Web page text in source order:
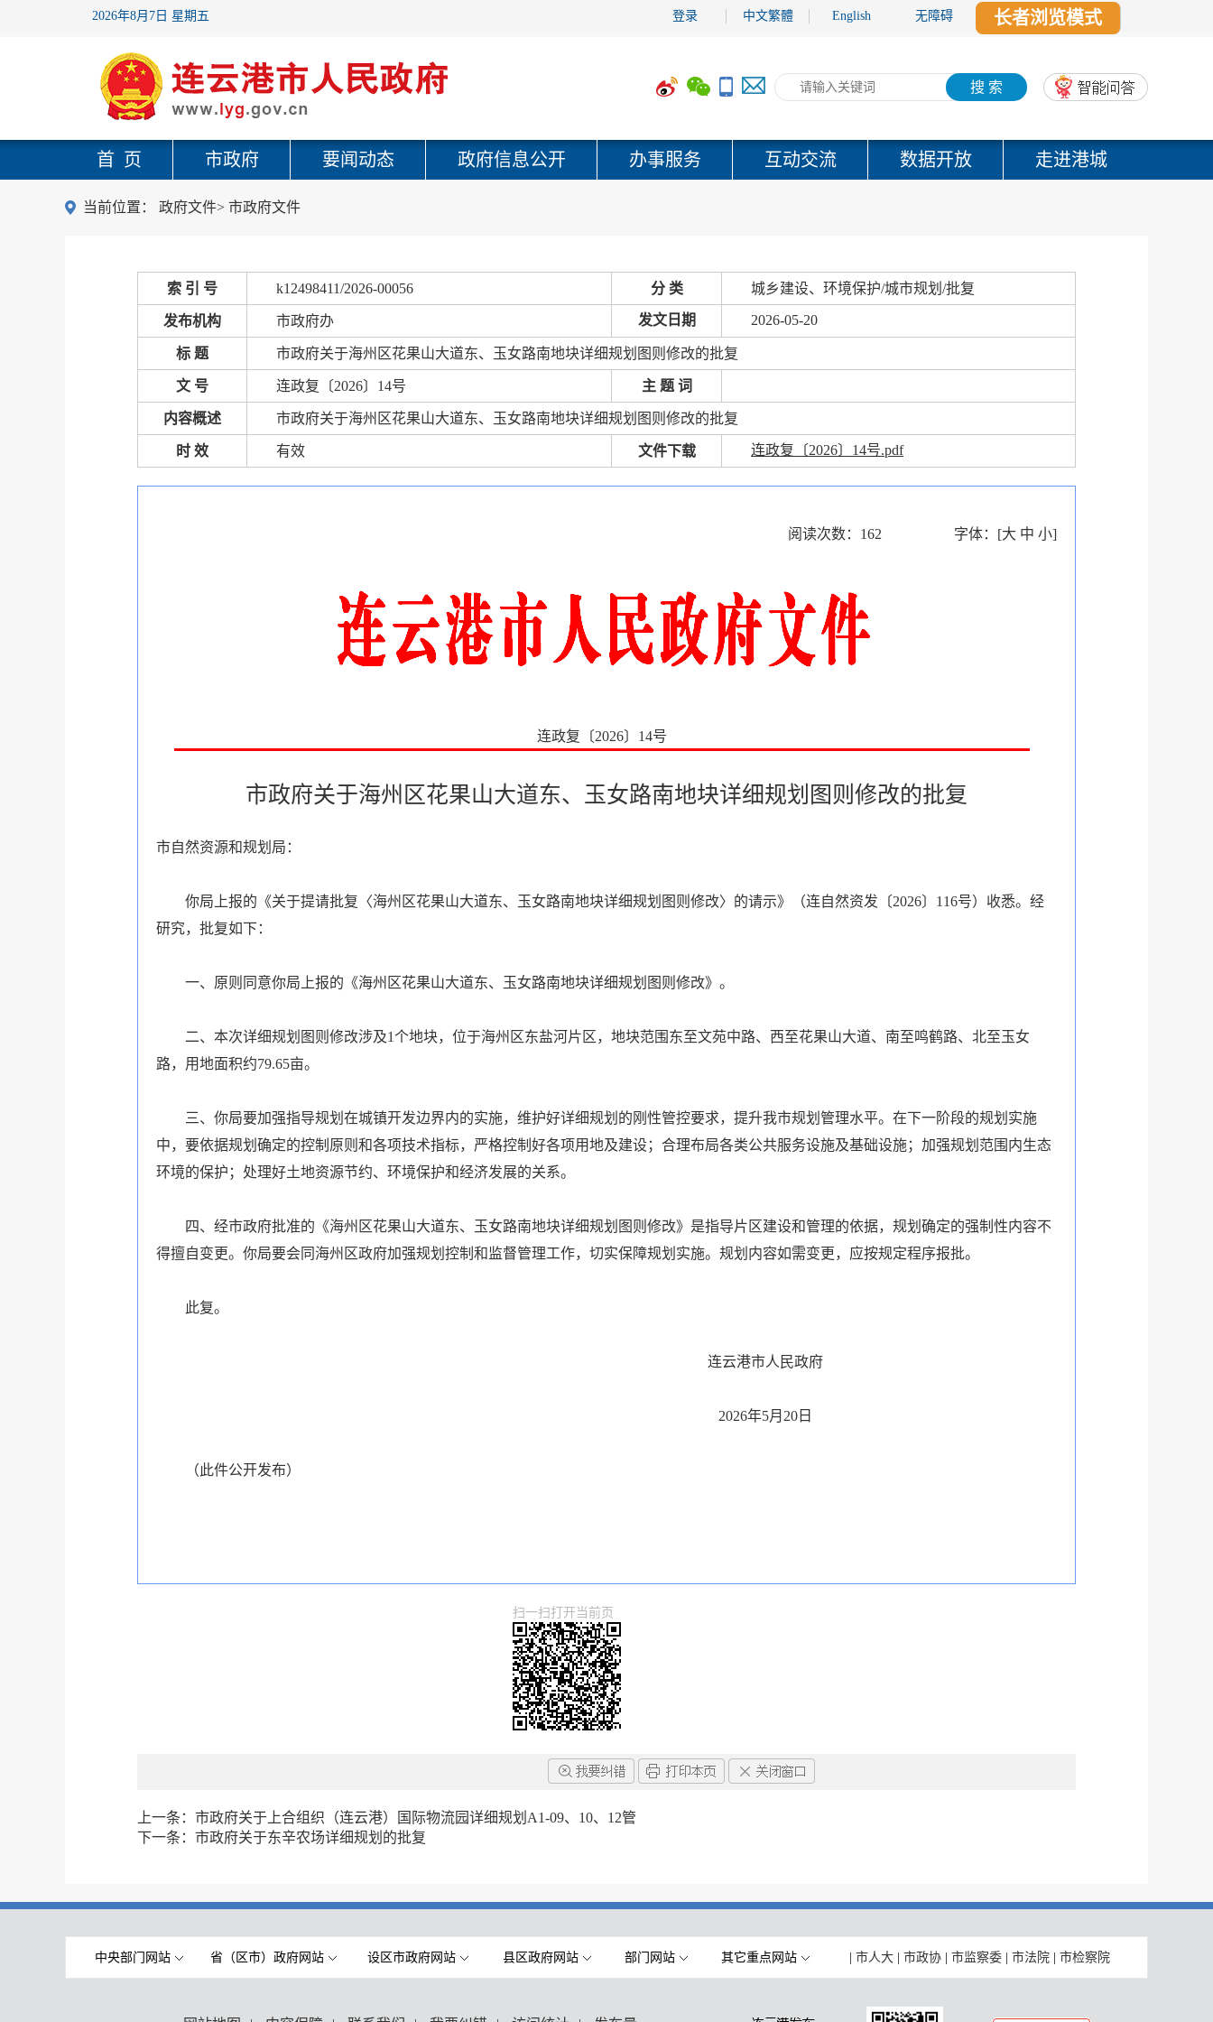
2026年8月7日 星期五 登录 中文繁體 English 无障碍 长者浏览模式
搜 索
首 页 市政府 要闻动态 政府信息公开 办事服务 互动交流 数据开放 走进港城
当前位置： 政府文件> 市政府文件
索 引 号 k12498411/2026-00056 分 类 城乡建设、环境保护/城市规划/批复
发布机构 市政府办 发文日期 2026-05-20
标 题 市政府关于海州区花果山大道东、玉女路南地块详细规划图则修改的批复
文 号 连政复〔2026〕14号 主 题 词
内容概述 市政府关于海州区花果山大道东、玉女路南地块详细规划图则修改的批复
时 效 有效 文件下载 连政复〔2026〕14号.pdf
阅读次数： 162 字体： [大 中 小]
连政复〔2026〕14号
市政府关于海州区花果山大道东、玉女路南地块详细规划图则修改的批复
市自然资源和规划局：
你局上报的《关于提请批复〈海州区花果山大道东、玉女路南地块详细规划图则修改〉的请示》（连自然资发〔2026〕116号）收悉。经
研究，批复如下：
一、原则同意你局上报的《海州区花果山大道东、玉女路南地块详细规划图则修改》。
二、本次详细规划图则修改涉及1个地块，位于海州区东盐河片区，地块范围东至文苑中路、西至花果山大道、南至鸣鹤路、北至玉女
路，用地面积约79.65亩。
三、你局要加强指导规划在城镇开发边界内的实施，维护好详细规划的刚性管控要求，提升我市规划管理水平。在下一阶段的规划实施
中，要依据规划确定的控制原则和各项技术指标，严格控制好各项用地及建设；合理布局各类公共服务设施及基础设施；加强规划范围内生态
环境的保护；处理好土地资源节约、环境保护和经济发展的关系。
四、经市政府批准的《海州区花果山大道东、玉女路南地块详细规划图则修改》是指导片区建设和管理的依据，规划确定的强制性内容不
得擅自变更。你局要会同海州区政府加强规划控制和监督管理工作，切实保障规划实施。规划内容如需变更，应按规定程序报批。
此复。
连云港市人民政府
2026年5月20日
（此件公开发布）
扫一扫打开当前页
上一条： 市政府关于上合组织（连云港）国际物流园详细规划A1-09、10、12管
下一条： 市政府关于东辛农场详细规划的批复
中央部门网站 省（区市）政府网站 设区市政府网站 县区政府网站 部门网站 其它重点网站 市人大 市政协 市监察委 市法院 市检察院